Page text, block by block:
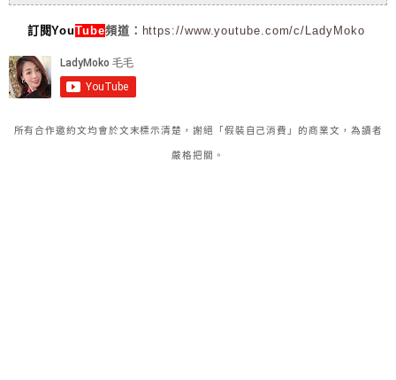
訂閱YouTube頻道： https://www.youtube.com/c/LadyMoko
所有合作邀約文均會於文末標示清楚，謝絕「假裝自己消費」的商業文，為讀者
嚴格把關。